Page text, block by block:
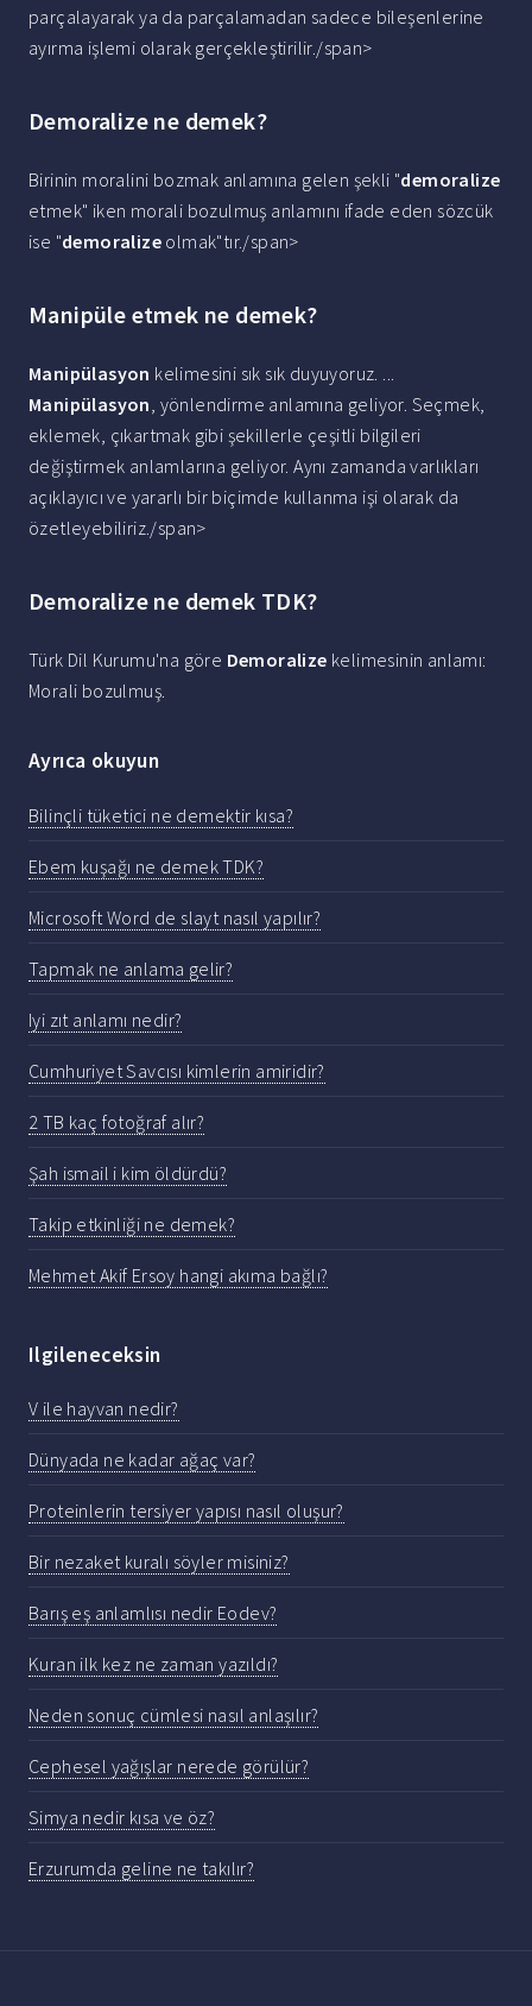
parçalayarak ya da parçalamadan sadece bileşenlerine
ayırma işlemi olarak gerçekleştirilir./span>
Demoralize ne demek?
Birinin moralini bozmak anlamına gelen şekli "demoralize
etmek" iken morali bozulmuş anlamını ifade eden sözcük
ise "demoralize olmak"tır./span>
Manipüle etmek ne demek?
Manipülasyon kelimesini sık sık duyuyoruz. ...
Manipülasyon, yönlendirme anlamına geliyor. Seçmek,
eklemek, çıkartmak gibi şekillerle çeşitli bilgileri
değiştirmek anlamlarına geliyor. Aynı zamanda varlıkları
açıklayıcı ve yararlı bir biçimde kullanma işi olarak da
özetleyebiliriz./span>
Demoralize ne demek TDK?
Türk Dil Kurumu'na göre Demoralize kelimesinin anlamı:
Morali bozulmuş.
Ayrıca okuyun
Bilinçli tüketici ne demektir kısa?
Ebem kuşağı ne demek TDK?
Microsoft Word de slayt nasıl yapılır?
Tapmak ne anlama gelir?
Iyi zıt anlamı nedir?
Cumhuriyet Savcısı kimlerin amiridir?
2 TB kaç fotoğraf alır?
Şah ismail i kim öldürdü?
Takip etkinliği ne demek?
Mehmet Akif Ersoy hangi akıma bağlı?
Ilgileneceksin
V ile hayvan nedir?
Dünyada ne kadar ağaç var?
Proteinlerin tersiyer yapısı nasıl oluşur?
Bir nezaket kuralı söyler misiniz?
Barış eş anlamlısı nedir Eodev?
Kuran ilk kez ne zaman yazıldı?
Neden sonuç cümlesi nasıl anlaşılır?
Cephesel yağışlar nerede görülür?
Simya nedir kısa ve öz?
Erzurumda geline ne takılır?